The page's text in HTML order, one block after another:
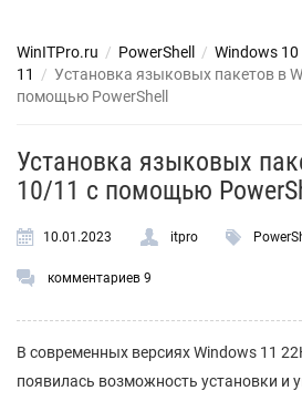
WinITPro.ru / PowerShell / Windows 10
11
/ Установка языковых пакетов в
помощью PowerShell
Установка языковых
10/11 с помощью
10.01.2023 itpro
комментариев 9
В современных версиях Windows 11
появилась возможность установки и